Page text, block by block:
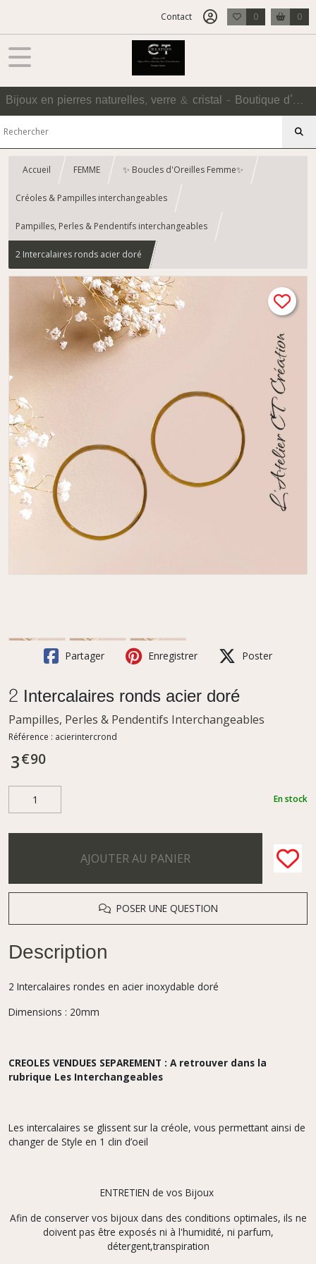
Contact 0 0
Bijoux en pierres naturelles, verre & cristal - Boutique d'Accessoires
Accueil FEMME ✨ Boucles d'Oreilles Femme✨
Créoles & Pampilles interchangeables
Pampilles, Perles & Pendentifs interchangeables
2 Intercalaires ronds acier doré
Partager Enregistrer Poster
2 Intercalaires ronds acier doré
Pampilles, Perles & Pendentifs Interchangeables
Référence : acierintercrond
3€90
En stock
AJOUTER AU PANIER
POSER UNE QUESTION
Description
2 Intercalaires rondes en acier inoxydable doré
Dimensions : 20mm
CREOLES VENDUES SEPAREMENT : A retrouver dans la
rubrique Les Interchangeables
Les intercalaires se glissent sur la créole, vous permettant ainsi de
changer de Style en 1 clin d’oeil
ENTRETIEN de vos Bijoux
Afin de conserver vos bijoux dans des conditions optimales, ils ne
doivent pas être exposés ni à l'humidité, ni parfum,
détergent,transpiration